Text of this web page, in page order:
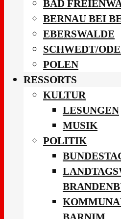
BAD
BERNAU BEI
EBERSWALDE
SCHWEDT/
POLEN
RESSORTS
KULTUR
LESUNGEN
MUSIK
POLITIK